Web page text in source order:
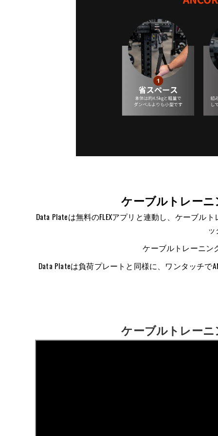
ケーブルトレーニ
Data Plateは無料のFLEXアプリと連動し、ケーブ
ケーブルトレーニン
Data Plateは負荷プレートと同様に、ワンタッチで
ケーブルトレーニ